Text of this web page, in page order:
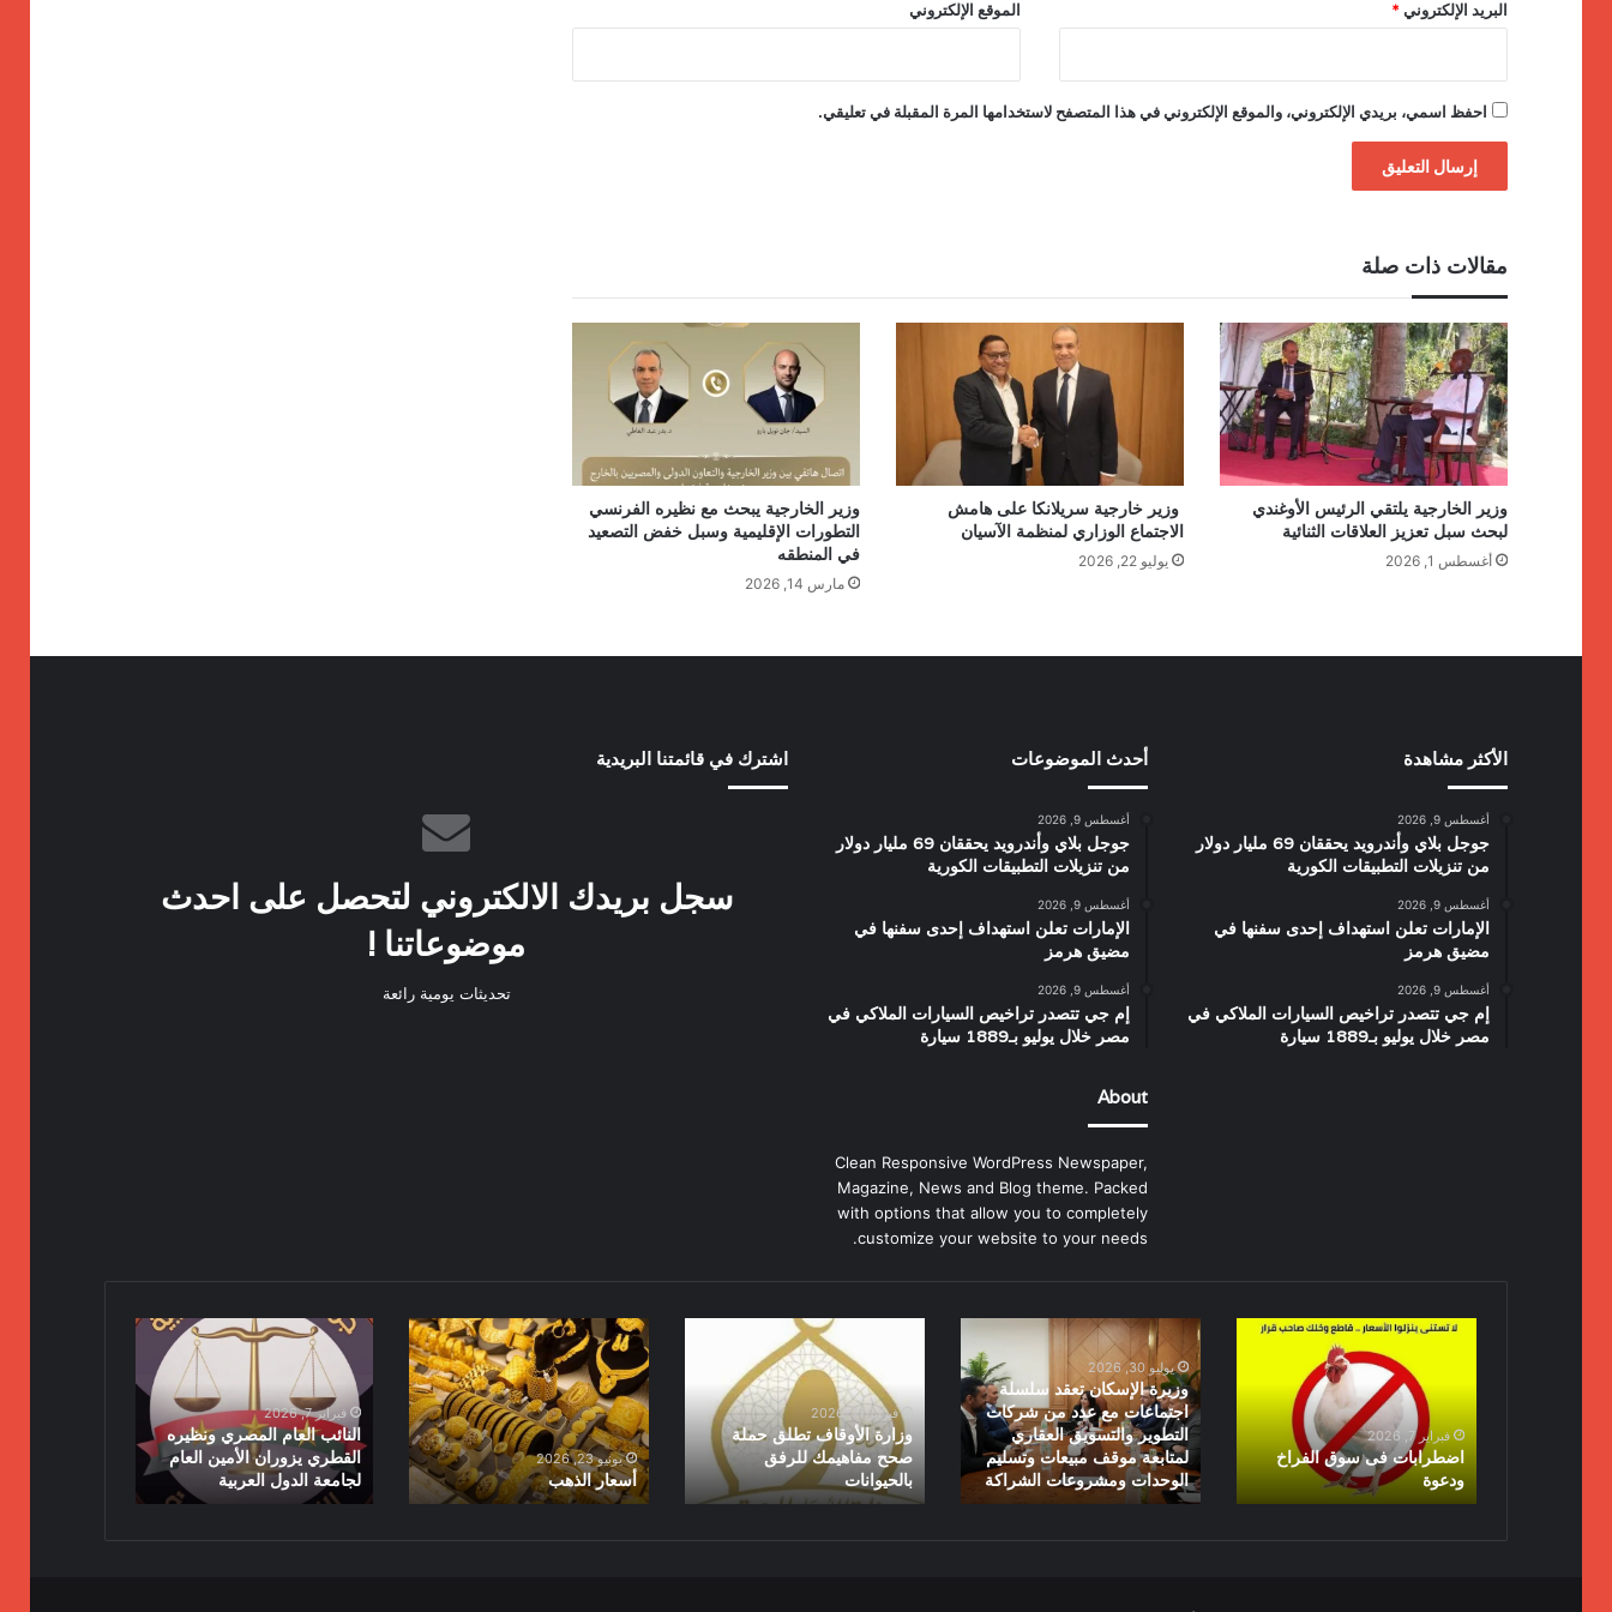
البريد الإلكتروني * الموقع الإلكتروني
احفظ اسمي، بريدي الإلكتروني، والموقع الإلكتروني في هذا المتصفح لاستخدامها المرة المقبلة في تعليقي.
مقالات ذات صلة
وزير الخارجية يلتقي الرئيس الأوغندي
لبحث سبل تعزيز العلاقات الثنائية
أغسطس 1, 2026
وزير خارجية سريلانكا على هامش
الاجتماع الوزاري لمنظمة الآسيان
يوليو 22, 2026
وزير الخارجية يبحث مع نظيره الفرنسي
التطورات الإقليمية وسبل خفض التصعيد
في المنطقه
مارس 14, 2026
الأكثر مشاهدة
أغسطس 9, 2026
جوجل بلاي وأندرويد يحققان 69 مليار دولار
من تنزيلات التطبيقات الكورية
أغسطس 9, 2026
الإمارات تعلن استهداف إحدى سفنها في
مضيق هرمز
أغسطس 9, 2026
إم جي تتصدر تراخيص السيارات الملاكي في
مصر خلال يوليو بـ1889 سيارة
أحدث الموضوعات
أغسطس 9, 2026
جوجل بلاي وأندرويد يحققان 69 مليار دولار
من تنزيلات التطبيقات الكورية
أغسطس 9, 2026
الإمارات تعلن استهداف إحدى سفنها في
مضيق هرمز
أغسطس 9, 2026
إم جي تتصدر تراخيص السيارات الملاكي في
مصر خلال يوليو بـ1889 سيارة
About
Clean Responsive WordPress Newspaper,
Magazine, News and Blog theme. Packed
with options that allow you to completely
customize your website to your needs.
اشترك في قائمتنا البريدية
سجل بريدك الالكتروني لتحصل على احدث
موضوعاتنا !
تحديثات يومية رائعة
اضطرابات
ودعوةفبراير 7, 2026
اضطرابات فى سوق الفراخ
ودعوة
وزيرة
الإسكان
تعقد
سلسلة
اجتماعات
مع
عدد
من
يوليو 30, 2026
وزيرة الإسكان تعقد سلسلة
اجتماعات مع عدد من شركات
التطوير والتسويق العقاري
لمتابعة موقف مبيعات وتسليم
الوحدات ومشروعات الشراكة
حملة
صحح
مفاهيمك
للرفق
بالحيوانات
فبراير 11, 2026
وزارة الأوقاف تطلق حملة
صحح مفاهيمك للرفق
بالحيوانات
أسعار
الذهب
يونيو 23, 2026
أسعار الذهب
النائب
العام
المصري
ونظيره
القطري
يزوران
الأمين
العام
فبراير 7, 2026
النائب العام المصري ونظيره
القطري يزوران الأمين العام
لجامعة الدول العربية